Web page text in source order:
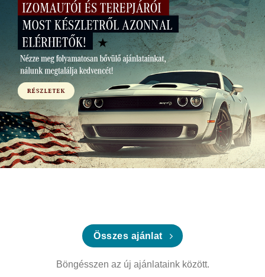
Összes ajánlat
Böngésszen az új ajánlataink között.